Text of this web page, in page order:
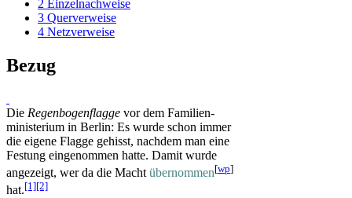
2 Einzelnachweise
3 Querverweise
4 Netzverweise
Bezug
Die Regenbogenflagge vor dem Familien­
ministerium in Berlin: Es wurde schon immer
die eigene Flagge gehisst, nach­dem man eine
Festung eingenommen hatte. Damit wurde
angezeigt, wer da die Macht übernommen[wp]
hat.[1][2]